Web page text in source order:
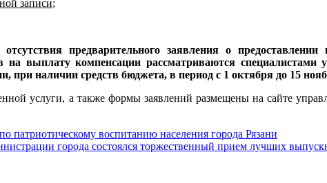
записи;
предварительного заявления о предоставлении
выплату компенсации рассматриваются специалистами
при наличии средств бюджета, в период с 1 октября до 15
услуги, а также формы заявлений размещены на сайте
патриотическому воспитанию населения города Рязани
города состоялся торжественный прием лучших